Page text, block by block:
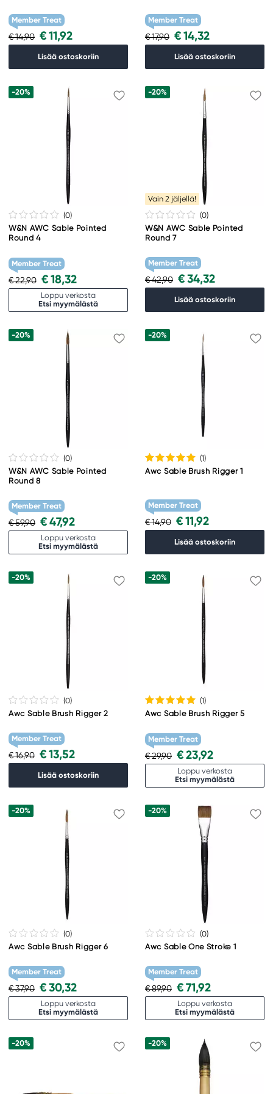
Member Treat
€ 14,90 € 11,92
Lisää ostoskoriin
Member Treat
€ 17,90 € 14,32
Lisää ostoskoriin
-20%
(0)
W&N AWC Sable Pointed
Round 4
Member Treat
€ 22,90 € 18,32
Loppu verkosta
Etsi myymälästä
-20%
Vain 2 jäljellä!
(0)
W&N AWC Sable Pointed
Round 7
Member Treat
€ 42,90 € 34,32
Lisää ostoskoriin
-20%
(0)
W&N AWC Sable Pointed
Round 8
Member Treat
€ 59,90 € 47,92
Loppu verkosta
Etsi myymälästä
-20%
(1)
Awc Sable Brush Rigger 1
Member Treat
€ 14,90 € 11,92
Lisää ostoskoriin
-20%
(0)
Awc Sable Brush Rigger 2
Member Treat
€ 16,90 € 13,52
Lisää ostoskoriin
-20%
(1)
Awc Sable Brush Rigger 5
Member Treat
€ 29,90 € 23,92
Loppu verkosta
Etsi myymälästä
-20%
(0)
Awc Sable Brush Rigger 6
Member Treat
€ 37,90 € 30,32
Loppu verkosta
Etsi myymälästä
-20%
(0)
Awc Sable One Stroke 1
Member Treat
€ 89,90 € 71,92
Loppu verkosta
Etsi myymälästä
-20% -20%